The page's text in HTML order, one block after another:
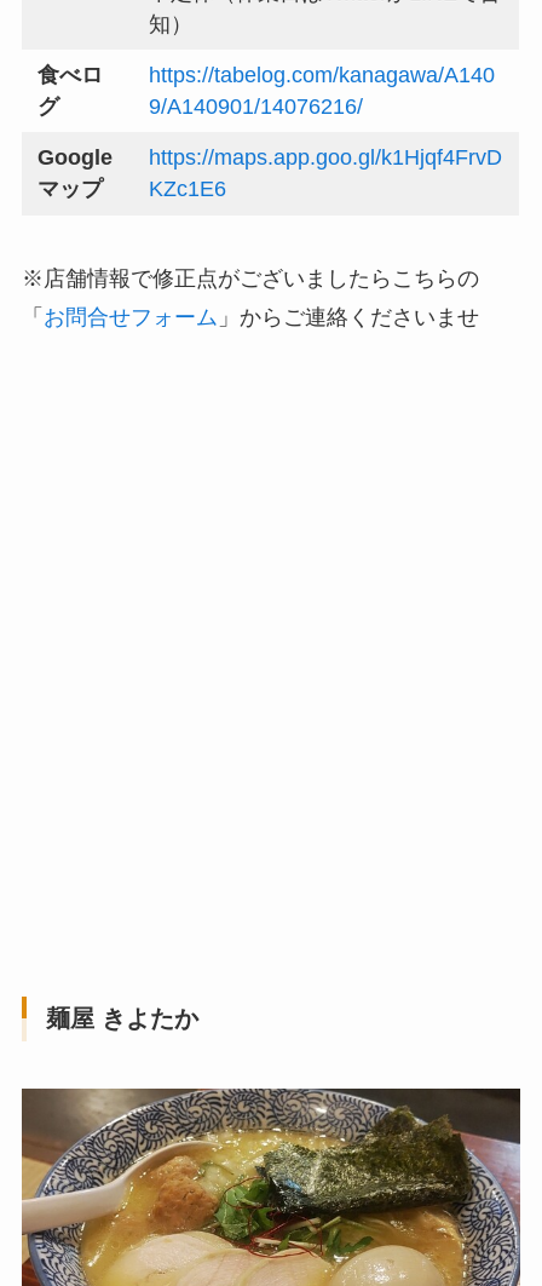
知）
食べロ
グ
https://tabelog.com/kanagawa/A140
9/A140901/14076216/
Google
マップ
https://maps.app.goo.gl/k1Hjqf4FrvD
KZc1E6
※店舗情報で修正点がございましたらこちらの
「 お問合せフォーム 」からご連絡くださいませ
麺屋 きよたか